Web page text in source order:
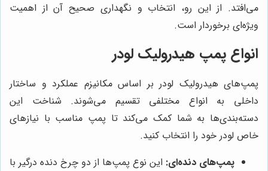
می‌افتد. از این رو، انتخاب و نگهداری صحیح آن از اهمیت
ویژه‌ای برخوردار است.
انواع پمپ هیدرولیک لودر
پمپ‌های هیدرولیک لودر بر اساس مکانیزم عملکرد و ساختار
داخلی به انواع مختلفی تقسیم می‌شوند. شناخت این
دسته‌بندی‌ها به شما کمک می‌کند تا پمپ مناسب با نیازهای
خاص لودر خود را انتخاب کنید.
پمپ‌های دنده‌ای: این نوع پمپ‌ها از دو چرخ دنده درگیر با